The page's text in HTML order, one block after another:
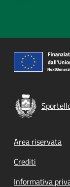
Footer
Area riservata
Crediti
Informativa